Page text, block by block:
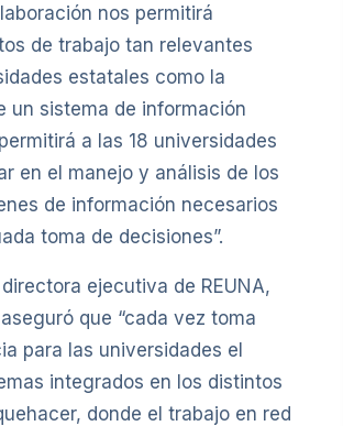
nos permitirá
de trabajo tan relevantes
estatales como la
un sistema de información
a las 18 universidades
en el manejo y análisis de los
de información necesarios
toma de decisiones”.
ejecutiva de REUNA,
que “cada vez toma
para las universidades el
integrados en los distintos
donde el trabajo en red